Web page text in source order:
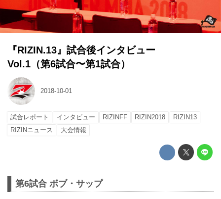
『RIZIN.13』試合後インタビュー
Vol.1（第6試合〜第1試合）
2018-10-01
試合レポート インタビュー RIZINFF RIZIN2018
RIZIN13
RIZINニュース
大会情報
第6試合 ボブ・サップ